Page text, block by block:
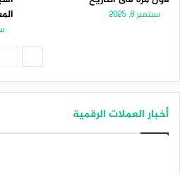
سبتمبر 8, 2025
أخبار العملات الرقمية